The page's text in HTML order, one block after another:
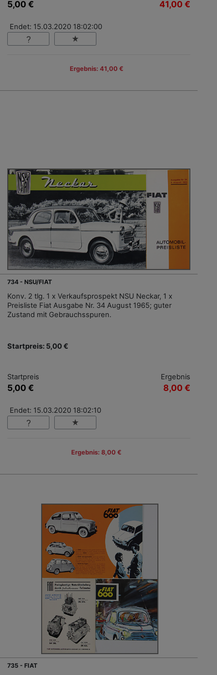
5,00 € 41,00 €
Endet: 15.03.2020 18:02:00
Ergebnis: 41,00 €
734 - NSU/FIAT
Konv. 2 tlg. 1 x Verkaufsprospekt NSU Neckar, 1 x
Preisliste Fiat Ausgabe Nr. 34 August 1965; guter
Zustand mit Gebrauchsspuren.
Startpreis: 5,00 €
Startpreis
5,00 €
Ergebnis
8,00 €
Endet: 15.03.2020 18:02:10
Ergebnis: 8,00 €
735 - FIAT